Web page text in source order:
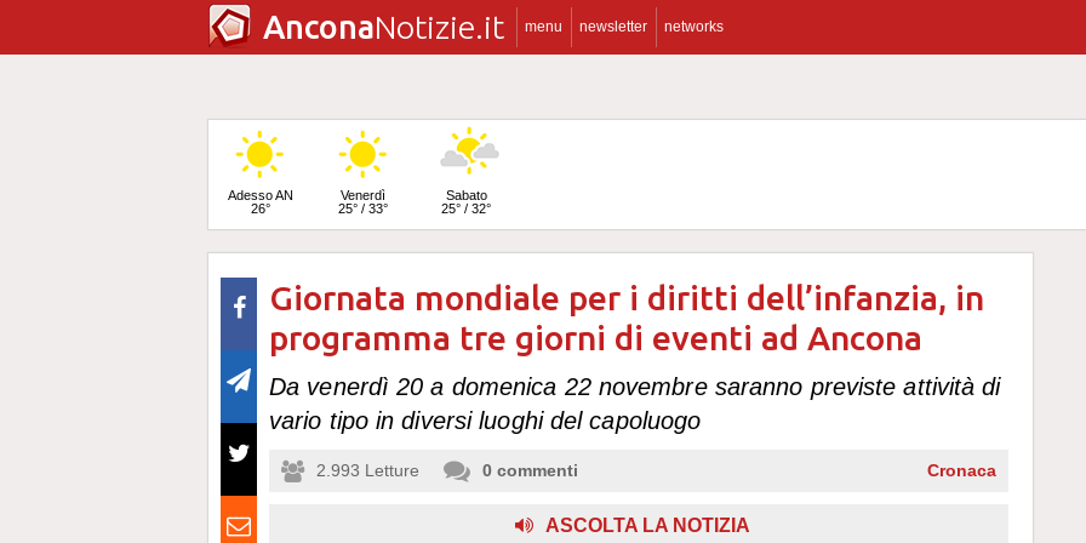
AnconaNotizie.it menu newsletter networks
Adesso AN
26°
Venerdì
25° / 33°
Sabato
25° / 32°
Domenica
25° / 32°
Giornata mondiale per i diritti dell’infanzia, in
programma tre giorni di eventi ad Ancona
Da venerdì 20 a domenica 22 novembre saranno previste attività di
vario tipo in diversi luoghi del capoluogo
2.993 Letture 0 commenti Cronaca
ASCOLTA LA NOTIZIA